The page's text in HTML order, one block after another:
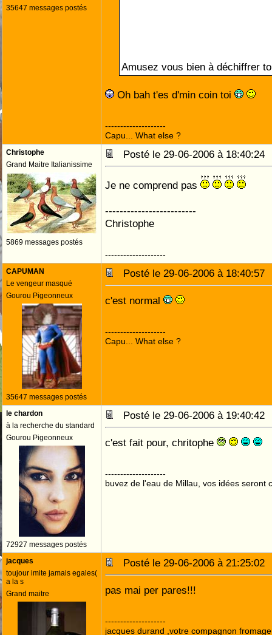
35647 messages postés
Amusez vous bien à déchiffrer
Oh bah t'es d'min coin toi
--------------------
Capu... What else ?
Christophe
Grand Maitre Italianissime
5869 messages postés
Posté le 29-06-2006 à
Je ne comprend pas
-------------------------
Christophe
--------------------
CAPUMAN
Le vengeur masqué
Gourou Pigeonneux
35647 messages postés
Posté le 29-06-2006 à
c'est normal
--------------------
Capu... What else ?
le chardon
à la recherche du standard
Gourou Pigeonneux
72927 messages postés
Posté le 29-06-2006 à
c'est fait pour, chritophe
--------------------
buvez de l'eau de Millau, vos idées seront
jacques
toujour imite jamais egales(
a la s
Grand maitre
Posté le 29-06-2006 à
pas mai per pares!!!
--------------------
jacques durand ,votre compagnon